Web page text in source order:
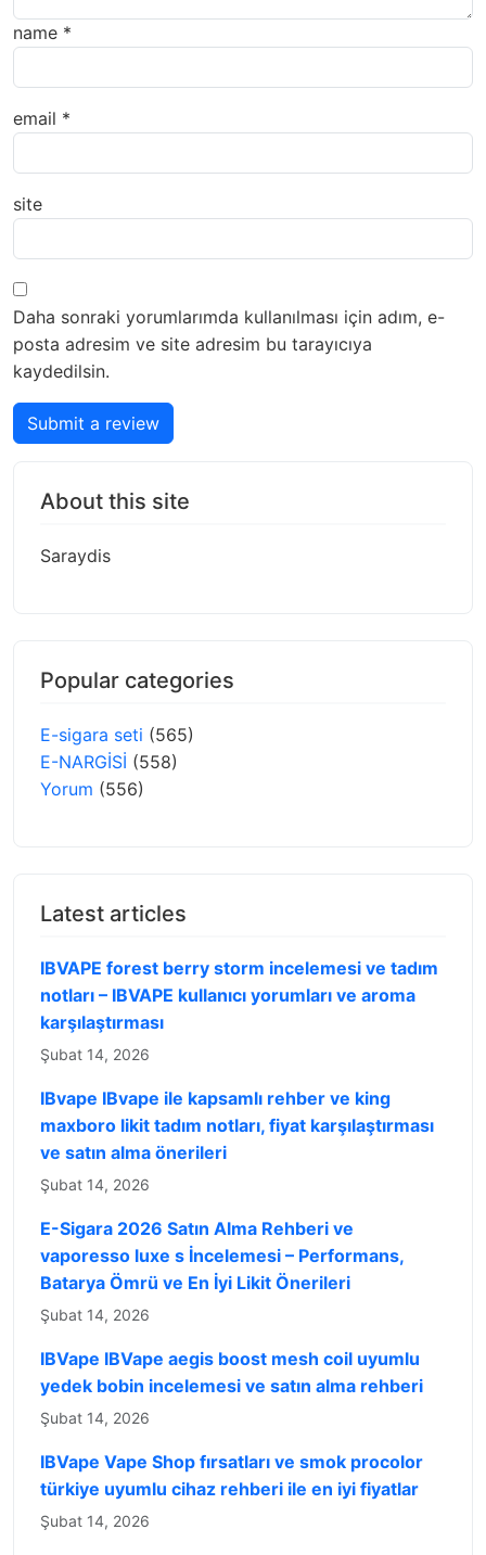
name *
email *
site
Daha sonraki yorumlarımda kullanılması için adım, e-
posta adresim ve site adresim bu tarayıcıya
kaydedilsin.
Submit a review
About this site
Saraydis
Popular categories
E-sigara seti (565)
E-NARGİSİ (558)
Yorum (556)
Latest articles
IBVAPE forest berry storm incelemesi ve tadım
notları – IBVAPE kullanıcı yorumları ve aroma
karşılaştırması
Şubat 14, 2026
IBvape IBvape ile kapsamlı rehber ve king
maxboro likit tadım notları, fiyat karşılaştırması
ve satın alma önerileri
Şubat 14, 2026
E-Sigara 2026 Satın Alma Rehberi ve
vaporesso luxe s İncelemesi – Performans,
Batarya Ömrü ve En İyi Likit Önerileri
Şubat 14, 2026
IBVape IBVape aegis boost mesh coil uyumlu
yedek bobin incelemesi ve satın alma rehberi
Şubat 14, 2026
IBVape Vape Shop fırsatları ve smok procolor
türkiye uyumlu cihaz rehberi ile en iyi fiyatlar
Şubat 14, 2026